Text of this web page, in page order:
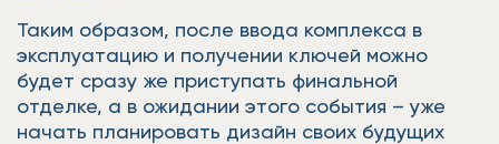
Таким образом, после ввода комплекса в
эксплуатацию и получении ключей можно
будет сразу же приступать финальной
отделке, а в ожидании этого события – уже
начать планировать дизайн своих будущих